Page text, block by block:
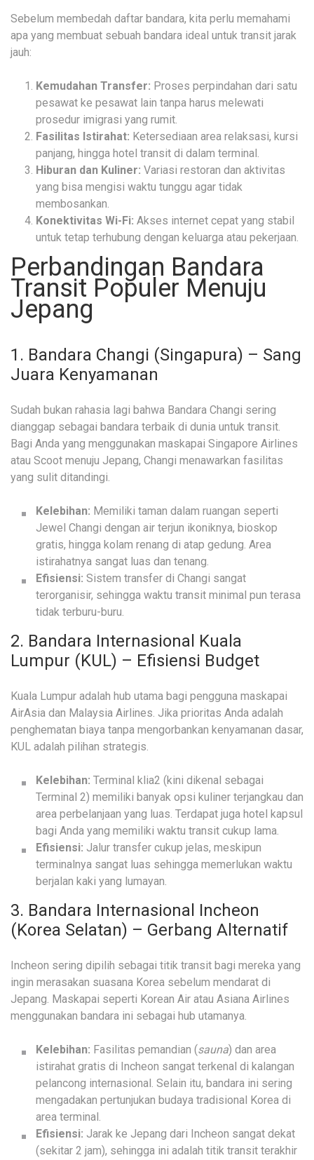
Sebelum membedah daftar bandara, kita perlu memahami
apa yang membuat sebuah bandara ideal untuk transit jarak
jauh:
Kemudahan Transfer: Proses perpindahan dari satu
pesawat ke pesawat lain tanpa harus melewati
prosedur imigrasi yang rumit.
Fasilitas Istirahat: Ketersediaan area relaksasi, kursi
panjang, hingga hotel transit di dalam terminal.
Hiburan dan Kuliner: Variasi restoran dan aktivitas
yang bisa mengisi waktu tunggu agar tidak
membosankan.
Konektivitas Wi-Fi: Akses internet cepat yang stabil
untuk tetap terhubung dengan keluarga atau pekerjaan.
Perbandingan Bandara
Transit Populer Menuju
Jepang
1. Bandara Changi (Singapura) – Sang
Juara Kenyamanan
Sudah bukan rahasia lagi bahwa Bandara Changi sering
dianggap sebagai bandara terbaik di dunia untuk transit.
Bagi Anda yang menggunakan maskapai Singapore Airlines
atau Scoot menuju Jepang, Changi menawarkan fasilitas
yang sulit ditandingi.
Kelebihan: Memiliki taman dalam ruangan seperti
Jewel Changi dengan air terjun ikoniknya, bioskop
gratis, hingga kolam renang di atap gedung. Area
istirahatnya sangat luas dan tenang.
Efisiensi: Sistem transfer di Changi sangat
terorganisir, sehingga waktu transit minimal pun terasa
tidak terburu-buru.
2. Bandara Internasional Kuala
Lumpur (KUL) – Efisiensi Budget
Kuala Lumpur adalah hub utama bagi pengguna maskapai
AirAsia dan Malaysia Airlines. Jika prioritas Anda adalah
penghematan biaya tanpa mengorbankan kenyamanan dasar,
KUL adalah pilihan strategis.
Kelebihan: Terminal klia2 (kini dikenal sebagai
Terminal 2) memiliki banyak opsi kuliner terjangkau dan
area perbelanjaan yang luas. Terdapat juga hotel kapsul
bagi Anda yang memiliki waktu transit cukup lama.
Efisiensi: Jalur transfer cukup jelas, meskipun
terminalnya sangat luas sehingga memerlukan waktu
berjalan kaki yang lumayan.
3. Bandara Internasional Incheon
(Korea Selatan) – Gerbang Alternatif
Incheon sering dipilih sebagai titik transit bagi mereka yang
ingin merasakan suasana Korea sebelum mendarat di
Jepang. Maskapai seperti Korean Air atau Asiana Airlines
menggunakan bandara ini sebagai hub utamanya.
Kelebihan: Fasilitas pemandian (sauna) dan area
istirahat gratis di Incheon sangat terkenal di kalangan
pelancong internasional. Selain itu, bandara ini sering
mengadakan pertunjukan budaya tradisional Korea di
area terminal.
Efisiensi: Jarak ke Jepang dari Incheon sangat dekat
(sekitar 2 jam), sehingga ini adalah titik transit terakhir